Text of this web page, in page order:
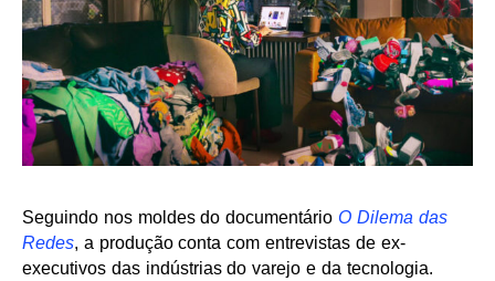
Seguindo nos moldes do documentário O Dilema das
Redes, a produção conta com entrevistas de ex-
executivos das indústrias do varejo e da tecnologia.